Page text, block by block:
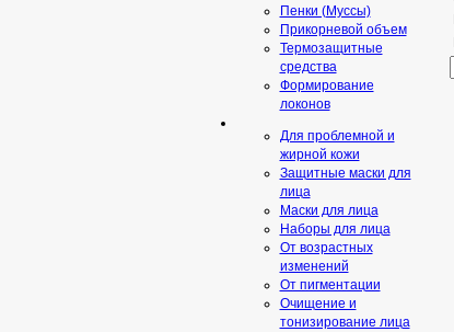
Пенки (Муссы)
Прикорневой объем
Термозащитные
средства
Формирование
локонов
Для проблемной и
жирной кожи
Защитные маски для
лица
Маски для лица
Наборы для лица
От возрастных
изменений
От пигментации
Очищение и
тонизирование лица